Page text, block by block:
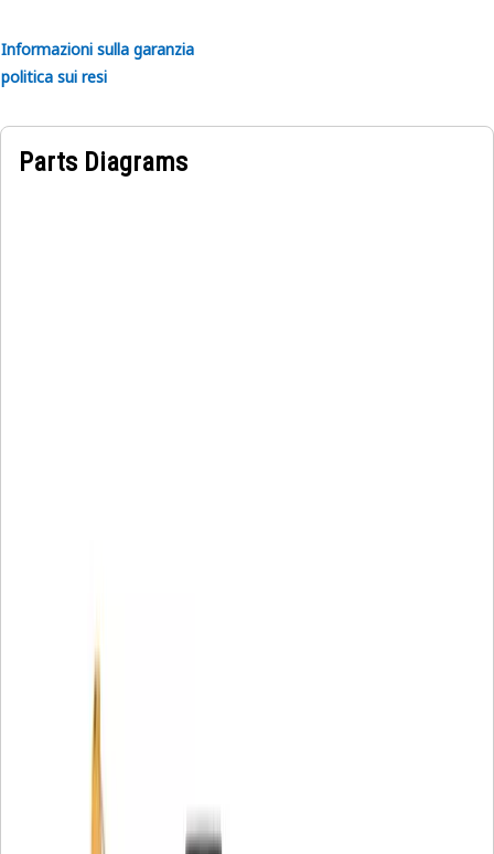
Informazioni sulla garanzia
politica sui resi
Parts Diagrams